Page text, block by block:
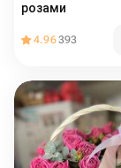
розами
4.96393